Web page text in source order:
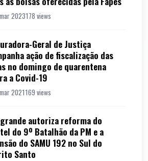
2023178 views
Geral de Justiça
ação de fiscalização das
no domingo de quarentena
a Covid-19
2021169 views
autoriza reforma do
do 9º Batalhão da PM e a
do SAMU 192 no Sul do
Santo